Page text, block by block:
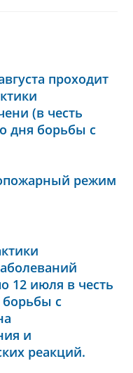
проходит
(в честь
дня борьбы с
режим
12 июля в честь
с
и
реакций.